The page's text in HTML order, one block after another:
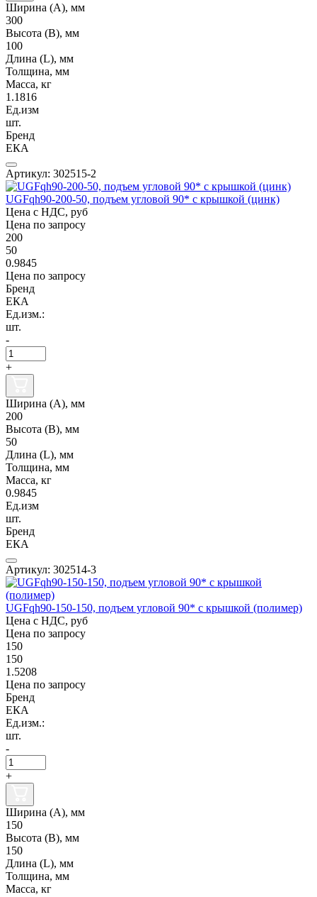
Ширина (А), мм
300
Высота (В), мм
100
Длина (L), мм
Толщина, мм
Масса, кг
1.1816
Ед.изм
шт.
Бренд
ЕКА
Артикул: 302515-2
UGFqh90-200-50, подъем угловой 90* с крышкой (цинк)
Цена с НДС, руб
Цена по запросу
200
50
0.9845
Цена по запросу
Бренд
ЕКА
Ед.изм.:
шт.
-
+
Ширина (А), мм
200
Высота (В), мм
50
Длина (L), мм
Толщина, мм
Масса, кг
0.9845
Ед.изм
шт.
Бренд
ЕКА
Артикул: 302514-3
UGFqh90-150-150, подъем угловой 90* с крышкой (полимер)
Цена с НДС, руб
Цена по запросу
150
150
1.5208
Цена по запросу
Бренд
ЕКА
Ед.изм.:
шт.
-
+
Ширина (А), мм
150
Высота (В), мм
150
Длина (L), мм
Толщина, мм
Масса, кг